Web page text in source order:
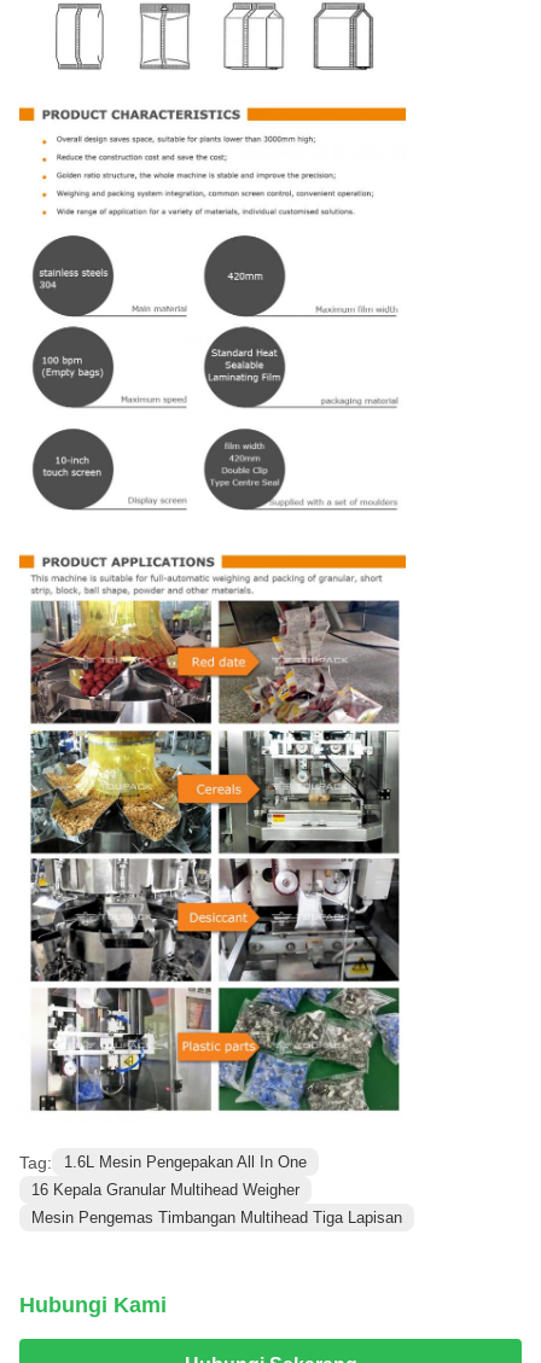
Tag:
1.6L Mesin Pengepakan All In One
16 Kepala Granular Multihead Weigher
Mesin Pengemas Timbangan Multihead Tiga Lapisan
Hubungi Kami